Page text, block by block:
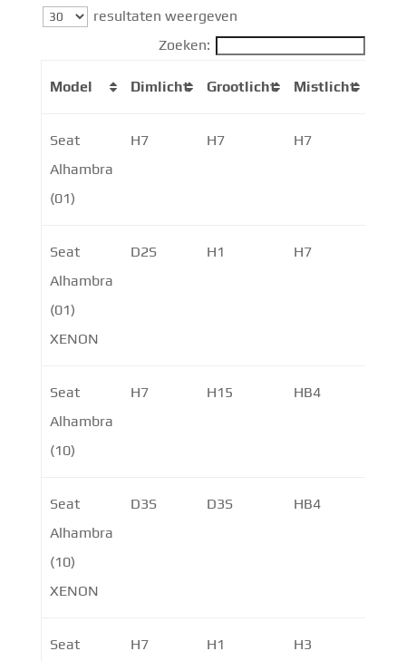
resultaten weergeven
Zoeken:
Model Dimlicht Grootlicht Mistlicht
Seat
Alhambra
(01)
H7 H7 H7
Seat
Alhambra
(01)
XENON
D2S H1 H7
Seat
Alhambra
(10)
H7 H15 HB4
Seat
Alhambra
(10)
XENON
D3S D3S HB4
Seat
H7 H1 H3